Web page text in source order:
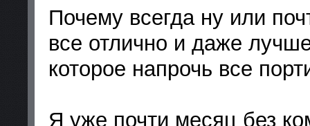
Почему всегда ну или
все отлично и даже
которое напрочь все
Я уже почти месяц без